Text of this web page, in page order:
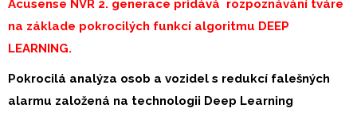
Acusense NVR 2. generace pridává rozpoznávání tváre
na základe pokrocilých funkcí algoritmu DEEP
LEARNING.
Pokrocilá analýza osob a vozidel s redukcí falešných
alarmu založená na technologii Deep Learning